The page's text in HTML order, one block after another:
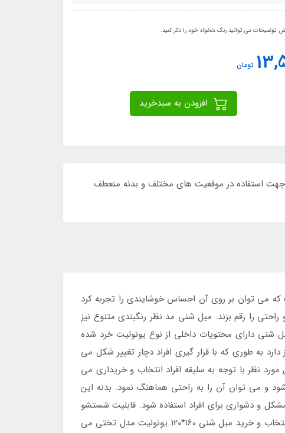
توضیحات می توانید رنگ دلخواه خود را ذکر کنید.
تومان
مطلوب جهت استفاده در موقعیت های مختلف و بدنه منعطف
که می توان بر روی آن احساس خوشایندی را تجربه کرد
را رقم بزند. مبل شنی مد نظر رنگبندی متنوع نیز
شنی دارای محتویات داخلی از نوع یونولیت خرد شده
به طوری که با قرار گیری افراد دچار تغییر شکل می
نظر با توجه به سلیقه افراد انتخاب و خریداری می
و می توان آن را به راحتی هماهنگ نمود. بدنه این
و دشواری برای افراد استفاده شود. قابلیت شستشو
نیز در این محصول وجود دارد که در نتیجه می توان از آن لذت برد و از وجود آن بهره کافی را برد. کسانی که به دنبال انتخاب و خرید مبل شنی 160*120 یونولیت مدل تختی می